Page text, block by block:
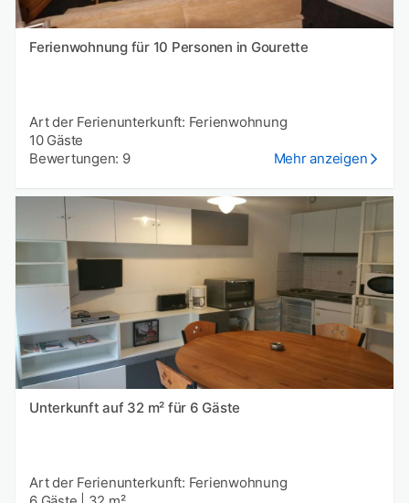
Ferienwohnung für 10 Personen in Gourette
Art der Ferienunterkunft: Ferienwohnung
10 Gäste
Bewertungen: 9
Mehr anzeigen
Unterkunft auf 32 m² für 6 Gäste
Art der Ferienunterkunft: Ferienwohnung